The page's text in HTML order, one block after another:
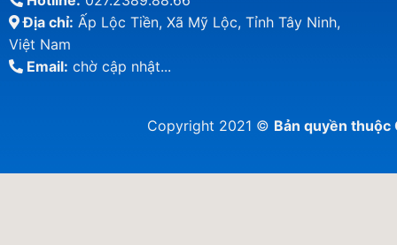
Địa chỉ: Ấp Lộc Tiền, Xã Mỹ Lộc, Tỉnh Tây Ninh,
Việt Nam
Email: chờ cập nhật...
Copyright 2021 © Bản quyền thuộc